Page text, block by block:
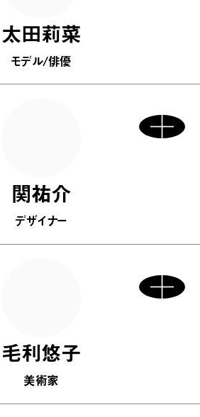
太田莉菜
モデル/俳優
関祐介
デザイナー
毛利悠子
美術家